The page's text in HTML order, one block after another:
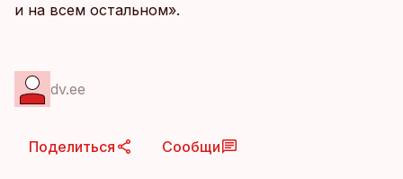
и на всем остальном».
dv.ee
Поделиться Сообщи